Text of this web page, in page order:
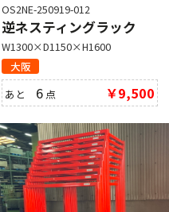
OS2NE-250919-012
逆ネスティングラック
W1300×D1150×H1600
大阪
あと 6 点 ￥9,500